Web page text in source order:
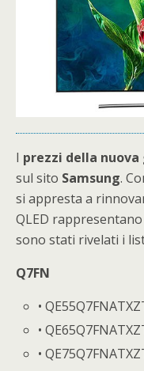
I prezzi della nuova
sul sito Samsung.
si appresta a
QLED
sono stati rivelati i
Q7FN
•
•
•